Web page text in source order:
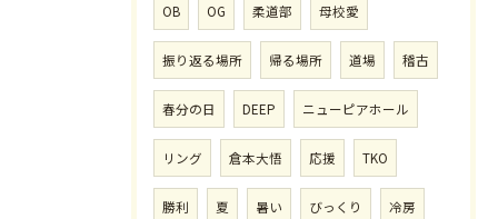
OB OG 柔道部 母校愛
振り返る場所 帰る場所 道場 稽古
春分の日 DEEP ニューピアホール
リング 倉本大悟 応援 TKO
勝利 夏 暑い びっくり 冷房